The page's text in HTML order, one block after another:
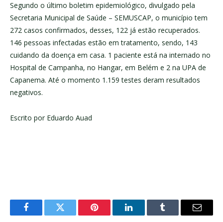
Segundo o último boletim epidemiológico, divulgado pela
Secretaria Municipal de Saúde – SEMUSCAP, o município tem
272 casos confirmados, desses, 122 já estão recuperados.
146 pessoas infectadas estão em tratamento, sendo, 143
cuidando da doença em casa. 1 paciente está na internado no
Hospital de Campanha, no Hangar, em Belém e 2 na UPA de
Capanema. Até o momento 1.159 testes deram resultados
negativos.
Escrito por Eduardo Auad
FacebookTwitter Pinterest LinkedInTumblr
E-